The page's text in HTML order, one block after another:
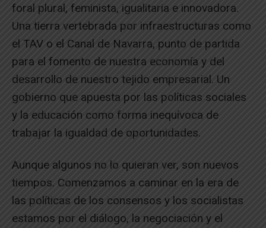
foral plural, feminista, igualitaria e innovadora.
Una tierra vertebrada por infraestructuras como
el TAV o el Canal de Navarra, punto de partida
para el fomento de nuestra economía y del
desarrollo de nuestro tejido empresarial. Un
gobierno que apuesta por las políticas sociales
y la educación como forma inequívoca de
trabajar la igualdad de oportunidades.
Aunque algunos no lo quieran ver, son nuevos
tiempos. Comenzamos a caminar en la era de
las políticas de los consensos y los socialistas
estamos por el diálogo, la negociación y el